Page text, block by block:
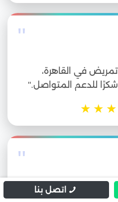
"
تمريض في القاهرة،
شكرًا للدعم المتواصل."
★
★
★
"
في نفس اليوم،
اتصل بنا